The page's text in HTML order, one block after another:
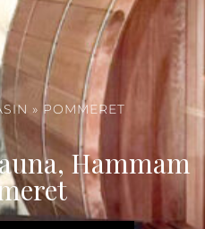
»POMMERET
Hammam